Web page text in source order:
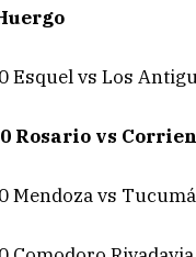
Esquel vs Los
Rosario vs
Mendoza vs